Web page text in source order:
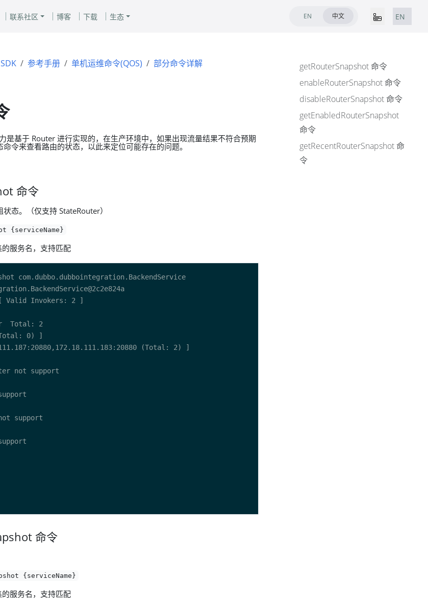
联系社区 博客 下载 生态 EN 中文 EN
参考手册 单机运维命令(QOS)
部分命令详解
是基于 Router 进行实现的，在生产环境中，如果出现流量结果不符合预期
令来查看路由的状态，以此来定位可能存在的问题。
命令
态。（仅支持 StateRouter）
{serviceName}
服务名，支持匹配
命令
{serviceName}
服务名，支持匹配
getRouterSnapshot 命令
enableRouterSnapshot 命令
disableRouterSnapshot 命令
getEnabledRouterSnapshot
命令
getRecentRouterSnapshot 命
令